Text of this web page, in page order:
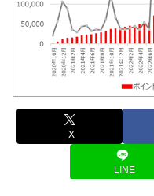
X
LINE